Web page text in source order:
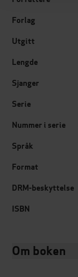
Forlag
Utgitt
Lengde
Sjanger
Serie
Nummer i serie
Språk
Format
DRM-beskyttelse
ISBN
Om boken